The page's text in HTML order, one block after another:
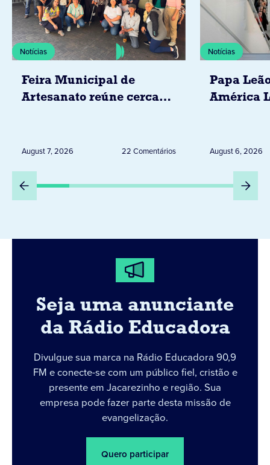
Notícias
Feira Municipal de
Artesanato reúne cerca
August 7, 2026 22 Comentários
Notícias
Papa
América
Peru
August 6, 2026
Seja uma anunciante
da Rádio Educadora
Divulgue sua marca na Rádio Educadora 90,9
FM e conecte-se com um público fiel, cristão e
presente em Jacarezinho e região. Sua
empresa pode fazer parte desta missão de
evangelização.
Quero participar